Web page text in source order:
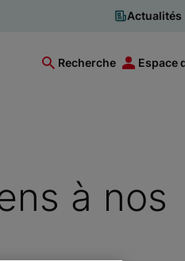
Actualités
Recherche Espace
à nos